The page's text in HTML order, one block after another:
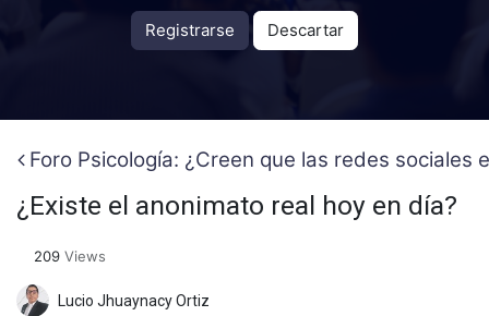
Registrarse Descartar
Foro Psicología: ¿Creen que las redes
¿Existe el anonimato real hoy en día?
209 Views
Lucio Jhuaynacy Ortiz